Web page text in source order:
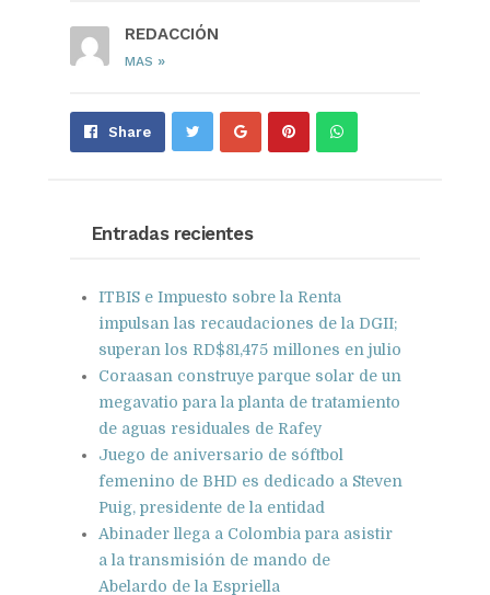
REDACCIÓN
MAS »
Share Share Pin Send
Entradas recientes
ITBIS e Impuesto sobre la Renta
impulsan las recaudaciones de la DGII;
superan los RD$81,475 millones en julio
Coraasan construye parque solar de un
megavatio para la planta de tratamiento
de aguas residuales de Rafey
Juego de aniversario de sóftbol
femenino de BHD es dedicado a Steven
Puig, presidente de la entidad
Abinader llega a Colombia para asistir
a la transmisión de mando de
Abelardo de la Espriella